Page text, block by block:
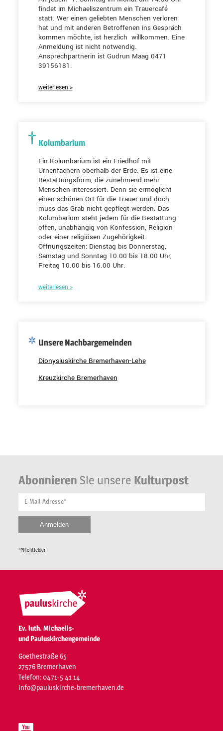
findet im Michaeliszentrum ein Trauercafé
statt. Wer einen geliebten Menschen verloren
hat und mit anderen Betroffenen ins Gespräch
kommen möchte, ist herzlich willkommen. Eine
Anmeldung ist nicht notwendig.
Ansprechpartnerin ist Gudrun Maag 0471
39156181.
weiterlesen >
Kolumbarium
Ein Kolumbarium ist ein Friedhof mit
Urnenfächern oberhalb der Erde. Es ist eine
Bestattungsform, die zunehmend mehr
Menschen interessiert. Denn sie ermöglicht
einen schönen Ort für die Trauer und doch
muss das Grab nicht gepflegt werden. Das
Kolumbarium steht jedem für die Bestattung
offen, unabhängig von Konfession, Religion
oder einer religiösen Zugehörigkeit.
Öffnungszeiten: Dienstag bis Donnerstag,
Samstag und Sonntag 10.00 bis 18.00 Uhr,
Freitag 10.00 bis 16.00 Uhr.
weiterlesen >
Unsere Nachbargemeinden
Dionysiuskirche Bremerhaven-Lehe
Kreuzkirche Bremerhaven
Abonnieren Sie unsere Kulturpost
E-Mail-Adresse*
*Pflichtfelder
Ev. luth. Michaelis-
und Pauluskirchengemeinde
Goethestraße 65
27576 Bremerhaven
Telefon: 0471-5 41 14
info@pauluskirche-bremerhaven.de